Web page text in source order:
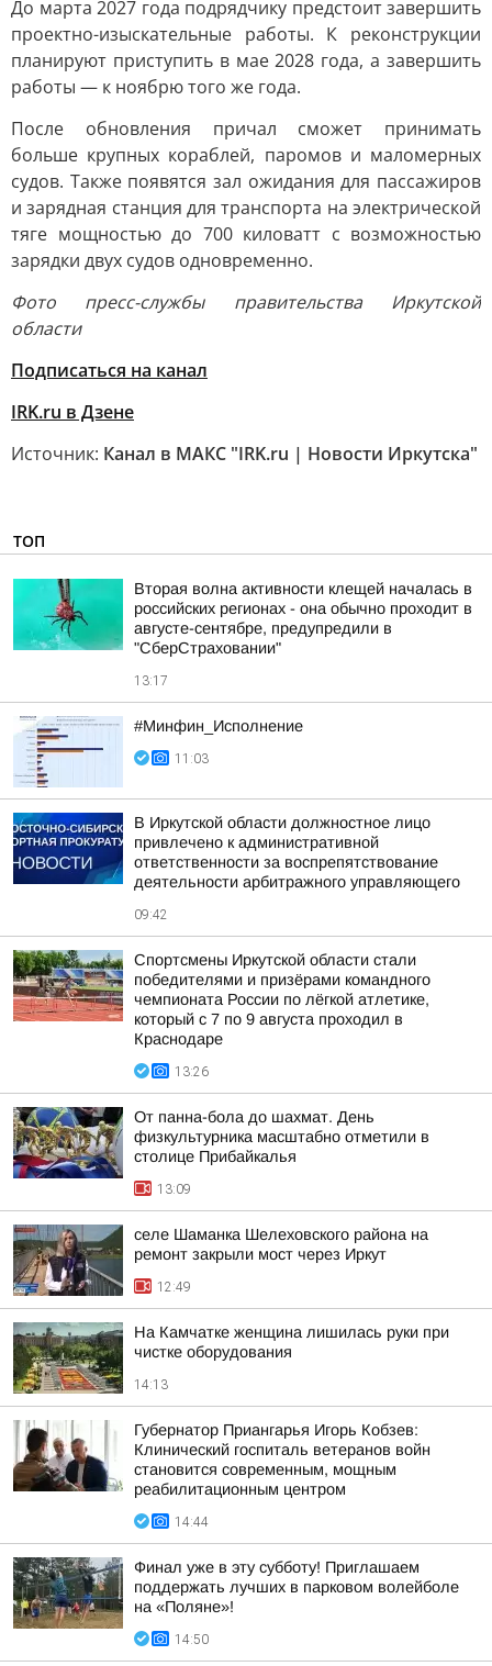
До марта 2027 года подрядчику предстоит завершить
проектно-изыскательные работы. К реконструкции
планируют приступить в мае 2028 года, а завершить
работы — к ноябрю того же года.
После обновления причал сможет принимать
больше крупных кораблей, паромов и маломерных
судов. Также появятся зал ожидания для пассажиров
и зарядная станция для транспорта на электрической
тяге мощностью до 700 киловатт с возможностью
зарядки двух судов одновременно.
Фото пресс-службы правительства Иркутской
области
Подписаться на канал
IRK.ru в Дзене
Источник: Канал в МАКС "IRK.ru | Новости Иркутска"
ТОП
Вторая волна активности клещей началась в
российских регионах - она обычно проходит в
августе-сентябре, предупредили в
"СберСтраховании"
13:17
#Минфин_Исполнение
11:03
В Иркутской области должностное лицо
привлечено к административной
ответственности за воспрепятствование
деятельности арбитражного управляющего
09:42
Спортсмены Иркутской области стали
победителями и призёрами командного
чемпионата России по лёгкой атлетике,
который с 7 по 9 августа проходил в
Краснодаре
13:26
От панна-бола до шахмат. День
физкультурника масштабно отметили в
столице Прибайкалья
13:09
селе Шаманка Шелеховского района на
ремонт закрыли мост через Иркут
12:49
На Камчатке женщина лишилась руки при
чистке оборудования
14:13
Губернатор Приангарья Игорь Кобзев:
Клинический госпиталь ветеранов войн
становится современным, мощным
реабилитационным центром
14:44
Финал уже в эту субботу! Приглашаем
поддержать лучших в парковом волейболе
на «Поляне»!
14:50